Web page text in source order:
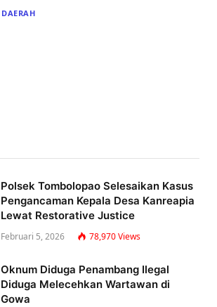
DAERAH
Polsek Tombolopao Selesaikan Kasus
Pengancaman Kepala Desa Kanreapia
Lewat Restorative Justice
Februari 5, 2026 78,970Views
Oknum Diduga Penambang Ilegal
Diduga Melecehkan Wartawan di
Gowa